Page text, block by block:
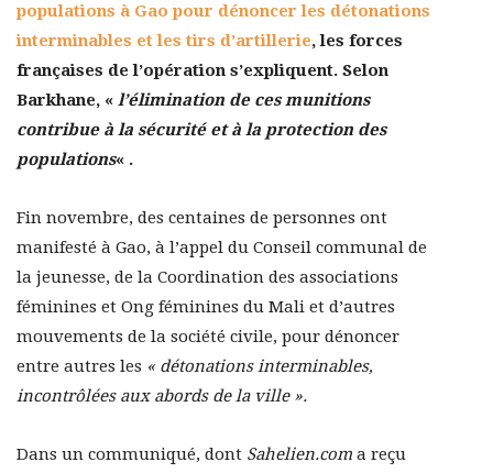
populations à Gao pour dénoncer les détonations
interminables et les tirs d’artillerie, les forces
françaises de l’opération s’expliquent. Selon
Barkhane, « l’élimination de ces munitions
contribue à la sécurité et à la protection des
populations« .
Fin novembre, des centaines de personnes ont
manifesté à Gao, à l’appel du Conseil communal de
la jeunesse, de la Coordination des associations
féminines et Ong féminines du Mali et d’autres
mouvements de la société civile, pour dénoncer
entre autres les « détonations interminables,
incontrôlées aux abords de la ville ».
Dans un communiqué, dont Sahelien.com a reçu